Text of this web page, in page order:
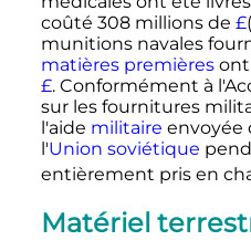
coûté 308 millions de £
munitions navales
matières premièresont
£. Conformément à
sur les fournitures
l'aide militaire envoyée
l'Union soviétique
entièrement pris en
Matériel